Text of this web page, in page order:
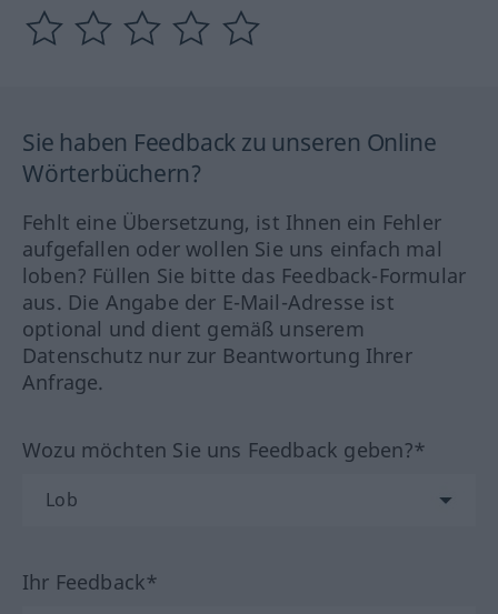
Sie haben Feedback zu unseren Online
Wörterbüchern?
Fehlt eine Übersetzung, ist Ihnen ein Fehler
aufgefallen oder wollen Sie uns einfach mal
loben? Füllen Sie bitte das Feedback-Formular
aus. Die Angabe der E-Mail-Adresse ist
optional und dient gemäß unserem
Datenschutz nur zur Beantwortung Ihrer
Anfrage.
Wozu möchten Sie uns Feedback geben?*
Ihr Feedback*